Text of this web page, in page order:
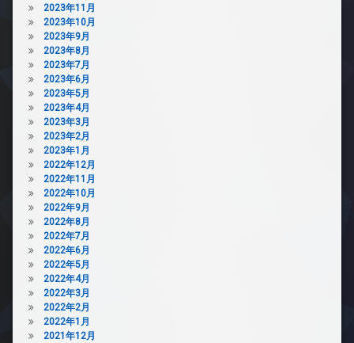
2023年11月
2023年10月
2023年9月
2023年8月
2023年7月
2023年6月
2023年5月
2023年4月
2023年3月
2023年2月
2023年1月
2022年12月
2022年11月
2022年10月
2022年9月
2022年8月
2022年7月
2022年6月
2022年5月
2022年4月
2022年3月
2022年2月
2022年1月
2021年12月